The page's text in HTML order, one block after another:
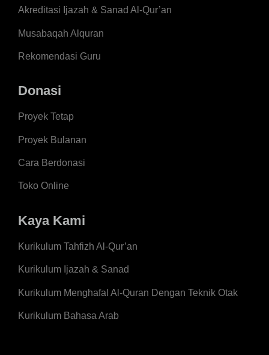
Akreditasi Ijazah & Sanad Al-Qur’an
Musabaqah Alquran
Rekomendasi Guru
Donasi
Proyek Tetap
Proyek Bulanan
Cara Berdonasi
Toko Online
Kaya Kami
Kurikulum Tahfizh Al-Qur’an
Kurikulum Ijazah & Sanad
Kurikulum Menghafal Al-Quran Dengan Teknik Otak
Kurikulum Bahasa Arab